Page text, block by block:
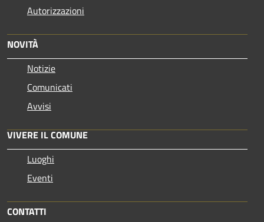
Autorizzazioni
NOVITÀ
Notizie
Comunicati
Avvisi
VIVERE IL COMUNE
Luoghi
Eventi
CONTATTI